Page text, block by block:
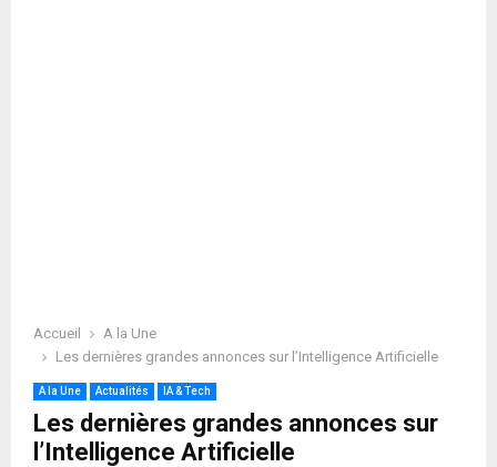
Accueil
A la Une
Les dernières grandes annonces sur l’Intelligence Artificielle
A la Une Actualités IA & Tech
Les dernières grandes annonces sur
l’Intelligence Artificielle